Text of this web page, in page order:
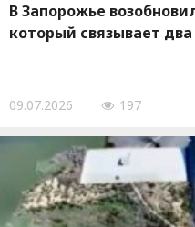
В Запорожье
который связывает
09.07.2026 197